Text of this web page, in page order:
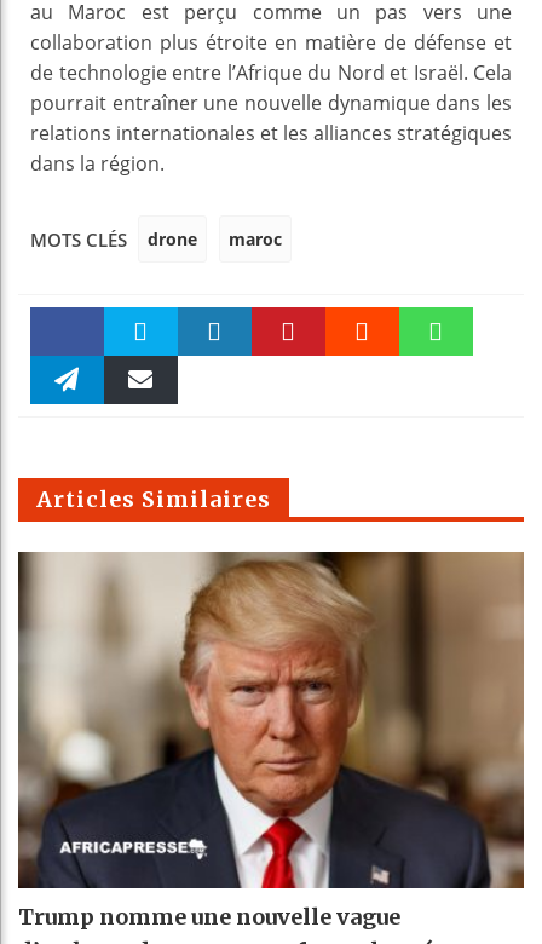
au Maroc est perçu comme un pas vers une
collaboration plus étroite en matière de défense et
de technologie entre l’Afrique du Nord et Israël. Cela
pourrait entraîner une nouvelle dynamique dans les
relations internationales et les alliances stratégiques
dans la région.
MOTS CLÉS drone maroc
Faceboo Twitter
m
Articles Similaires
Trump nomme une nouvelle vague